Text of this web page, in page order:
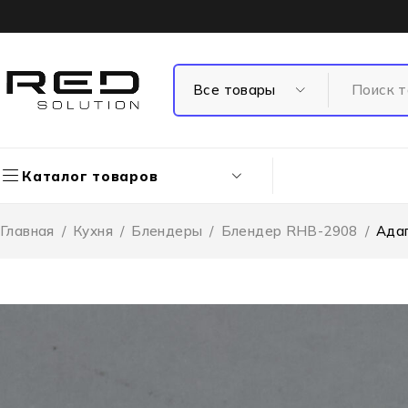
Каталог товаров
Главная / Кухня / Блендеры / Блендер RHB-2908 /